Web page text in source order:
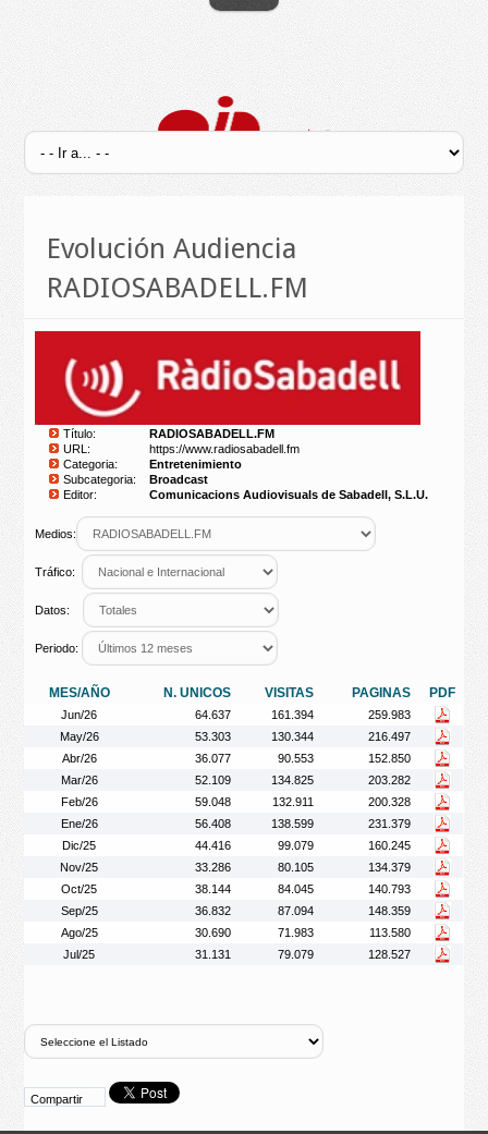
Evolución Audiencia
RADIOSABADELL.FM
Título:
RADIOSABADELL.FM
URL:
https://www.radiosabadell.fm
Categoria:
Entretenimiento
Subcategoria:
Broadcast
Editor:
Comunicacions Audiovisuals de Sabadell, S.L.U.
Medios:
Tráfico:
Datos:
Periodo:
MES/AÑO N. UNICOS VISITAS PAGINAS PDF
Jun/26 64.637 161.394
259.983
May/26
53.303 130.344
216.497
Abr/26
36.077 90.553
152.850
Mar/26
52.109 134.825
203.282
Feb/26
59.048 132.911
200.328
Ene/26
56.408 138.599
231.379
Dic/25
44.416 99.079
160.245
Nov/25
33.286 80.105
134.379
Oct/25
38.144 84.045
140.793
Sep/25
36.832 87.094
148.359
Ago/25
30.690 71.983
113.580
Jul/25
31.131 79.079 128.527
Compartir